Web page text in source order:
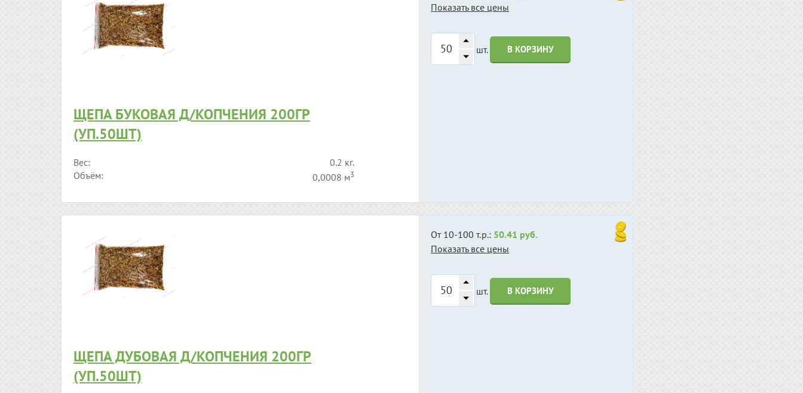
ЩЕПА БУКОВАЯ Д/КОПЧЕНИЯ 200ГР
(УП.50ШТ)
Вес:
0.2 кг.
Объём:
0,0008 м3
Показать все цены
шт. В КОРЗИНУ
ЩЕПА ДУБОВАЯ Д/КОПЧЕНИЯ 200ГР
(УП.50ШТ)
От 10-100 т.р.: 50.41 руб.
Показать все цены
шт. В КОРЗИНУ